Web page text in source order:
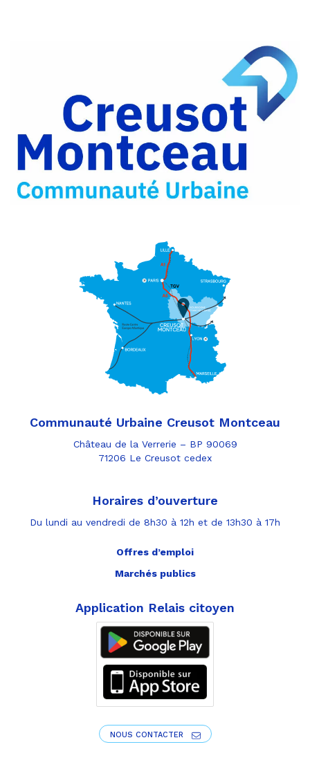
Facebook
Partager
Twitter
Partager
par
e-
mail
Communauté Urbaine Creusot Montceau
Château de la Verrerie – BP 90069
71206 Le Creusot cedex
Horaires d’ouverture
Du lundi au vendredi de 8h30 à 12h et de 13h30 à 17h
Offres d’emploi
Marchés publics
Application Relais citoyen
NOUS CONTACTER